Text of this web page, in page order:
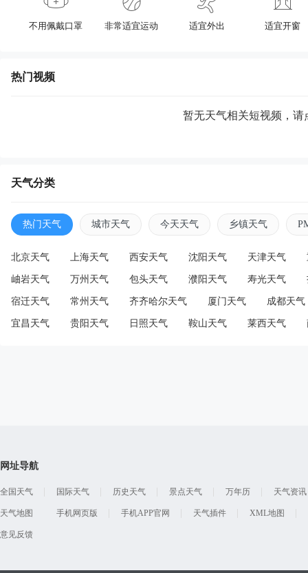
不用佩戴口罩 非常适宜运动 适宜外出 适宜开窗
热门视频
暂无天气相关短视频，请
天气分类
热门天气 城市天气 今天天气 乡镇天气
北京天气 上海天气 西安天气 沈阳天气 天津天气
岫岩天气 万州天气 包头天气 濮阳天气 寿光天气
宿迁天气 常州天气 齐齐哈尔天气 厦门天气 成都天气
宜昌天气 贵阳天气 日照天气 鞍山天气 莱西天气
网址导航
全国天气 国际天气 历史天气 景点天气 万年历 天气资讯
天气地图 手机网页版 手机APP官网 天气插件 XML地图
意见反馈